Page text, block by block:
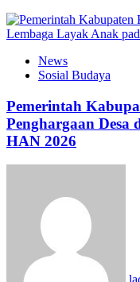
News
Sosial Budaya
Pemerintah
Penghargaan
HAN 2026